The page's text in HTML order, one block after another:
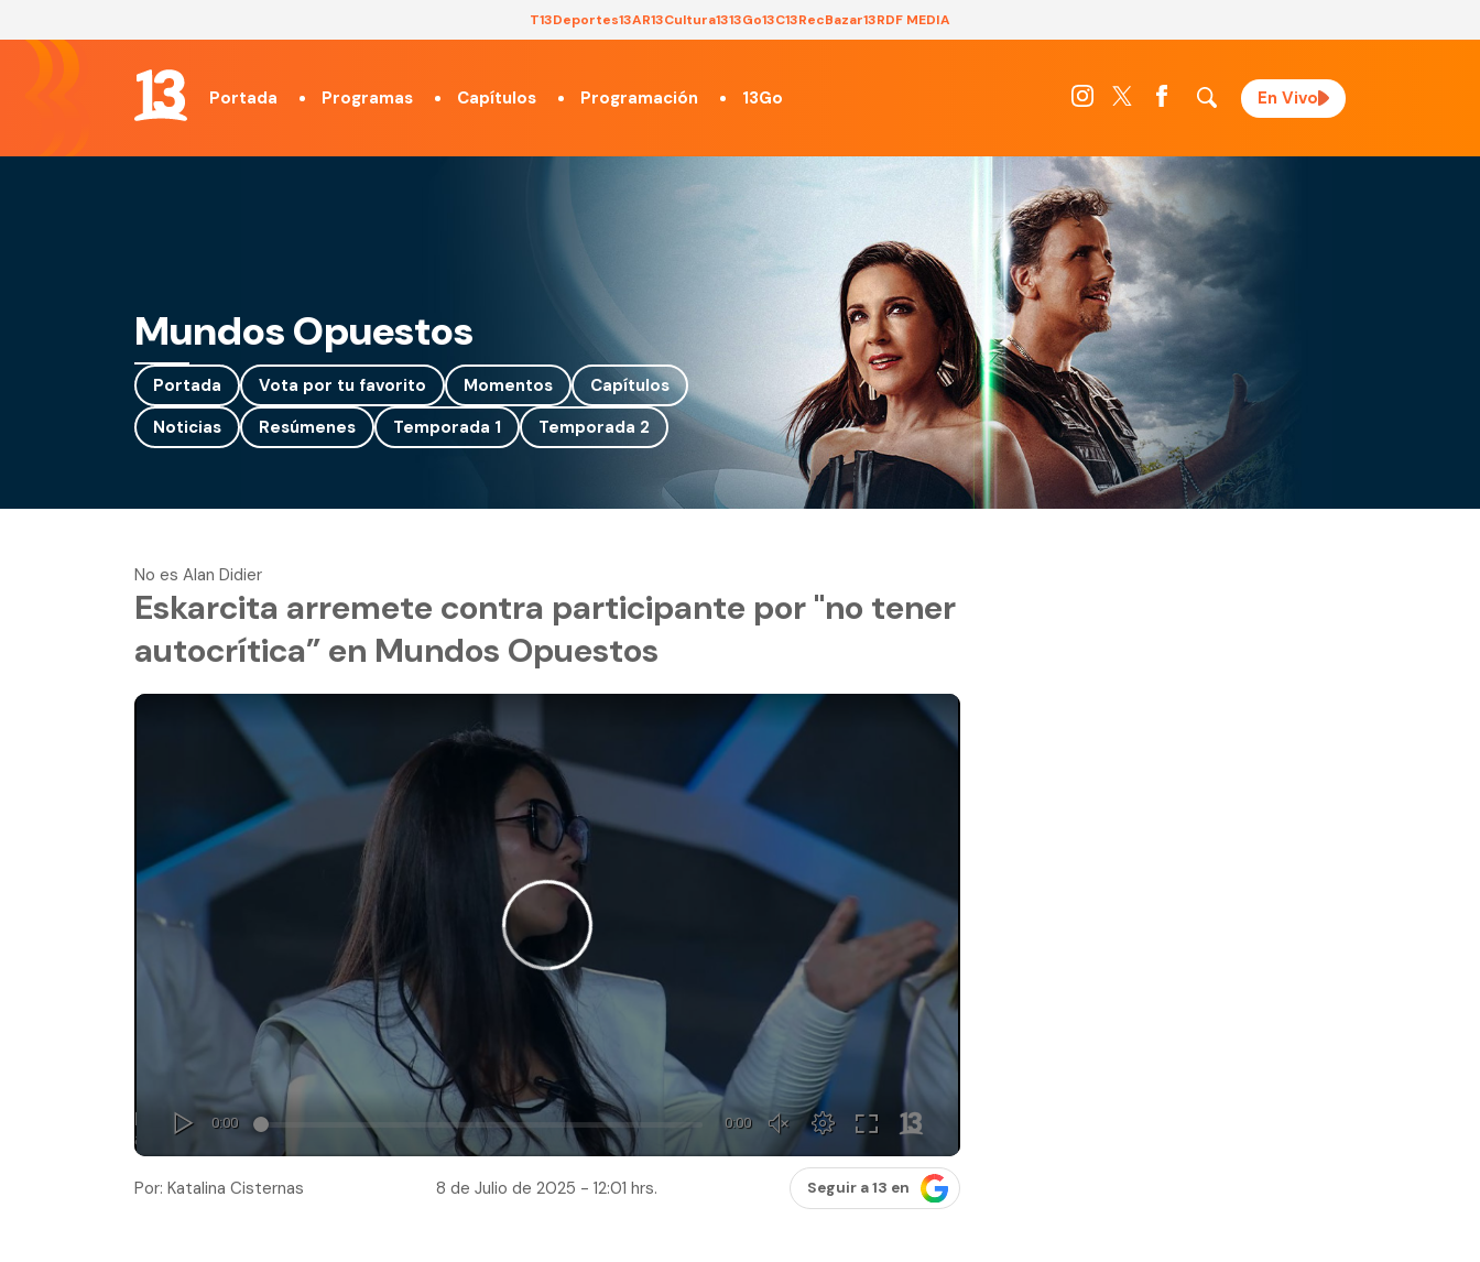
T13Deportes13AR13Cultura1313Go13C13RecBazar13RDF MEDIA
Portada Programas Capítulos Programación 13Go En Vivo
Mundos Opuestos
Portada Vota por tu favorito Momentos
Capítulos
Noticias
Resúmenes Temporada 1 Temporada 2
No es Alan Didier
Eskarcita arremete contra participante por "no tener
autocrítica” en Mundos Opuestos
Por: Katalina Cisternas 8 de Julio de 2025 - 12:01 hrs. Seguir a 13 en